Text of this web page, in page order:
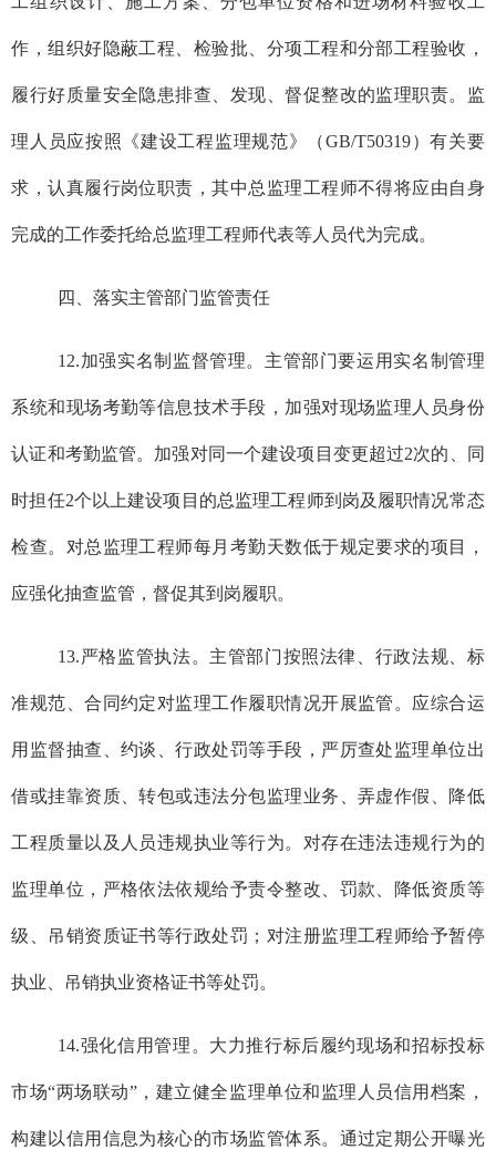
作，组织好隐蔽工程、检验批、分项工程和分部工程验收，
履行好质量安全隐患排查、发现、督促整改的监理职责。监
理人员应按照《建设工程监理规范》（GB/T50319）有关要
求，认真履行岗位职责，其中总监理工程师不得将应由自身
完成的工作委托给总监理工程师代表等人员代为完成。
四、落实主管部门监管责任
12.加强实名制监督管理。主管部门要运用实名制管理
系统和现场考勤等信息技术手段，加强对现场监理人员身份
认证和考勤监管。加强对同一个建设项目变更超过2次的、同
时担任2个以上建设项目的总监理工程师到岗及履职情况常态
检查。对总监理工程师每月考勤天数低于规定要求的项目，
应强化抽查监管，督促其到岗履职。
13.严格监管执法。主管部门按照法律、行政法规、标
准规范、合同约定对监理工作履职情况开展监管。应综合运
用监督抽查、约谈、行政处罚等手段，严厉查处监理单位出
借或挂靠资质、转包或违法分包监理业务、弄虚作假、降低
工程质量以及人员违规执业等行为。对存在违法违规行为的
监理单位，严格依法依规给予责令整改、罚款、降低资质等
级、吊销资质证书等行政处罚；对注册监理工程师给予暂停
执业、吊销执业资格证书等处罚。
14.强化信用管理。大力推行标后履约现场和招标投标
市场“两场联动”，建立健全监理单位和监理人员信用档案，
构建以信用信息为核心的市场监管体系。通过定期公开曝光